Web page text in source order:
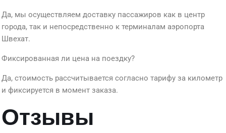
Да, мы осуществляем доставку пассажиров как в центр
города, так и непосредственно к терминалам аэропорта
Швехат.
Фиксированная ли цена на поездку?
Да, стоимость рассчитывается согласно тарифу за километр
и фиксируется в момент заказа.
Отзывы